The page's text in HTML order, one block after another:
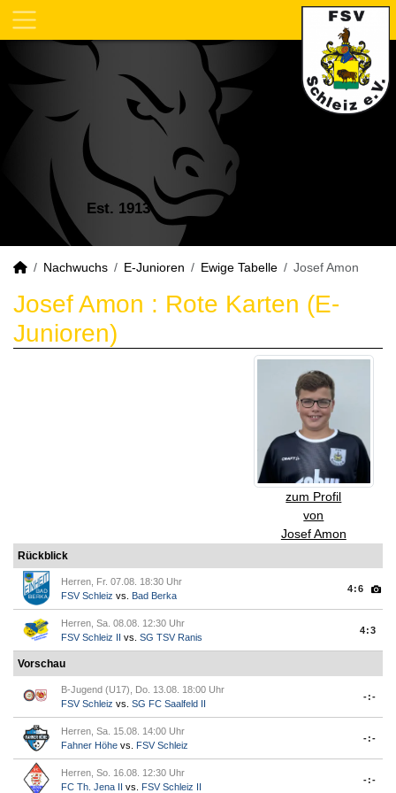
Est. 1913
Nachwuchs E-Junioren Ewige Tabelle Josef Amon
Josef Amon : Rote Karten (E-
Junioren)
zum Profil
von
Josef Amon
Rückblick
Herren, Fr. 07.08. 18:30 Uhr
FSV Schleiz vs. Bad Berka
4:6
Herren, Sa. 08.08. 12:30 Uhr
FSV Schleiz II vs. SG TSV Ranis
4:3
Vorschau
B-Jugend (U17), Do. 13.08. 18:00 Uhr
FSV Schleiz vs. SG FC Saalfeld II
-:-
Herren, Sa. 15.08. 14:00 Uhr
Fahner Höhe vs. FSV Schleiz
-:-
Herren, So. 16.08. 12:30 Uhr
FC Th. Jena II vs. FSV Schleiz II
-:-